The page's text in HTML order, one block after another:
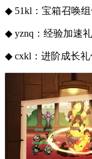
◆ 51kl：宝箱召唤组
◆ yznq：经验加速
◆ cxkl：进阶成长礼